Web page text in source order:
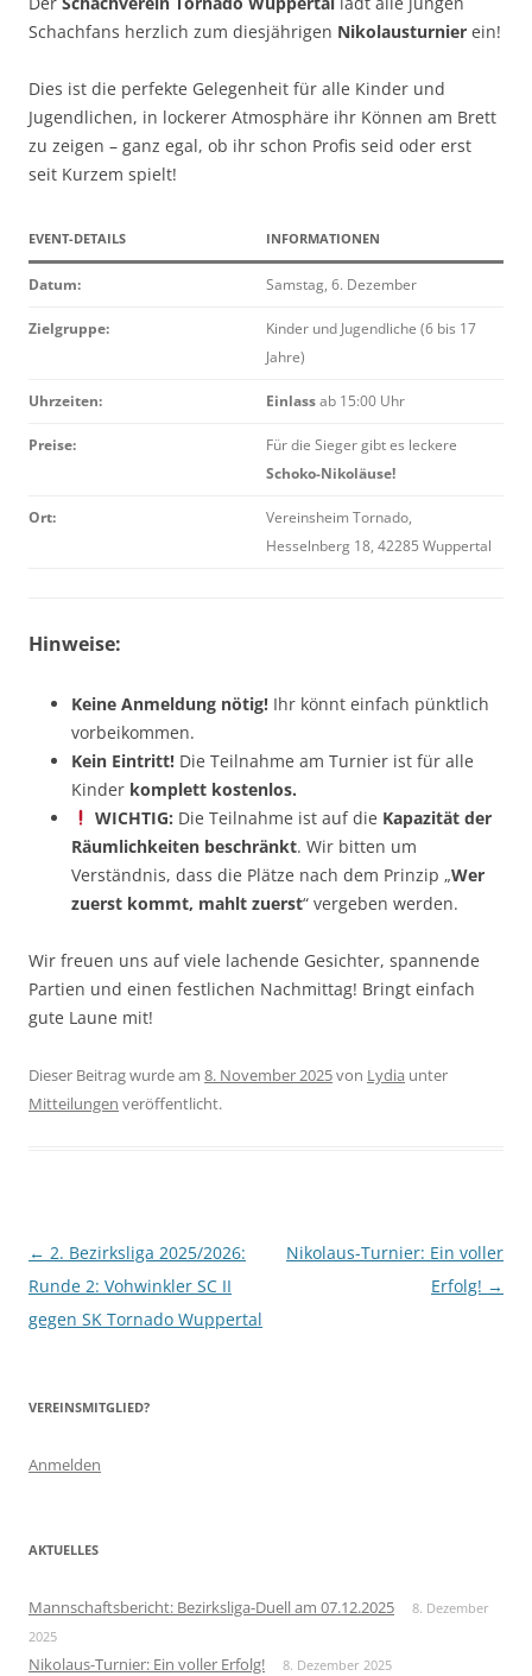
Schachfans herzlich zum diesjährigen Nikolausturnier ein!
Dies ist die perfekte Gelegenheit für alle Kinder und
Jugendlichen, in lockerer Atmosphäre ihr Können am Brett
zu zeigen – ganz egal, ob ihr schon Profis seid oder erst
seit Kurzem spielt!
EVENT-DETAILS INFORMATIONEN
Datum: Samstag, 6. Dezember
Zielgruppe:
Kinder und Jugendliche (6 bis 17
Jahre)
Uhrzeiten: Einlassab 15:00 Uhr
Preise:
Für die Sieger gibt es leckere
Schoko-Nikoläuse!
Ort:
Vereinsheim Tornado,
Hesselnberg 18, 42285 Wuppertal
Hinweise:
Keine Anmeldung nötig! Ihr könnt einfach pünktlich
vorbeikommen.
Kein Eintritt! Die Teilnahme am Turnier ist für alle
Kinder komplett kostenlos.
WICHTIG: Die Teilnahme ist auf die Kapazität der
Räumlichkeiten beschränkt. Wir bitten um
Verständnis, dass die Plätze nach dem Prinzip „Wer
zuerst kommt, mahlt zuerst“ vergeben werden.
Wir freuen uns auf viele lachende Gesichter, spannende
Partien und einen festlichen Nachmittag! Bringt einfach
gute Laune mit!
Dieser Beitrag wurde am 8. November 2025von Lydia unter
Mitteilungen veröffentlicht.
Beitragsnavigation
← 2. Bezirksliga 2025/2026:
Runde 2: Vohwinkler SC II
gegen SK Tornado Wuppertal
Nikolaus-Turnier: Ein voller
Erfolg! →
VEREINSMITGLIED?
Anmelden
AKTUELLES
Mannschaftsbericht: Bezirksliga-Duell am 07.12.2025
8. Dezember
2025
Nikolaus-Turnier: Ein voller Erfolg! 8. Dezember 2025